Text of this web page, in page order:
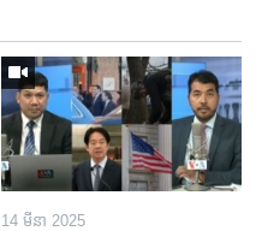
14 មីនា 2025